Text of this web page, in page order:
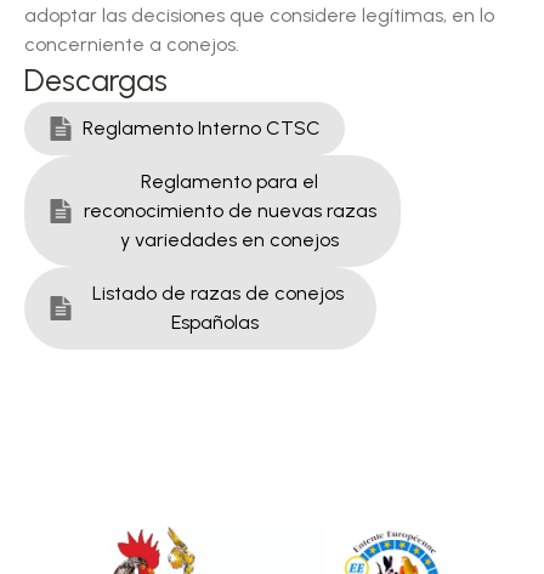
adoptar las decisiones que considere legítimas, en lo
concerniente a conejos.
Descargas
Reglamento Interno CTSC
Reglamento para el
reconocimiento de nuevas razas
y variedades en conejos
Listado de razas de conejos
Españolas